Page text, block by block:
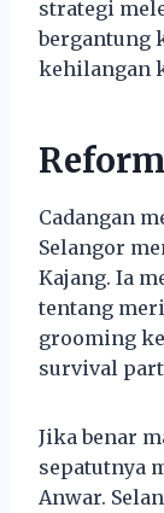
strategi
bergantung
kehilangan
Cadangan
Selangor
Kajang. Ia
tentang
grooming
survival
Jika benar
sepatutnya
Anwar.